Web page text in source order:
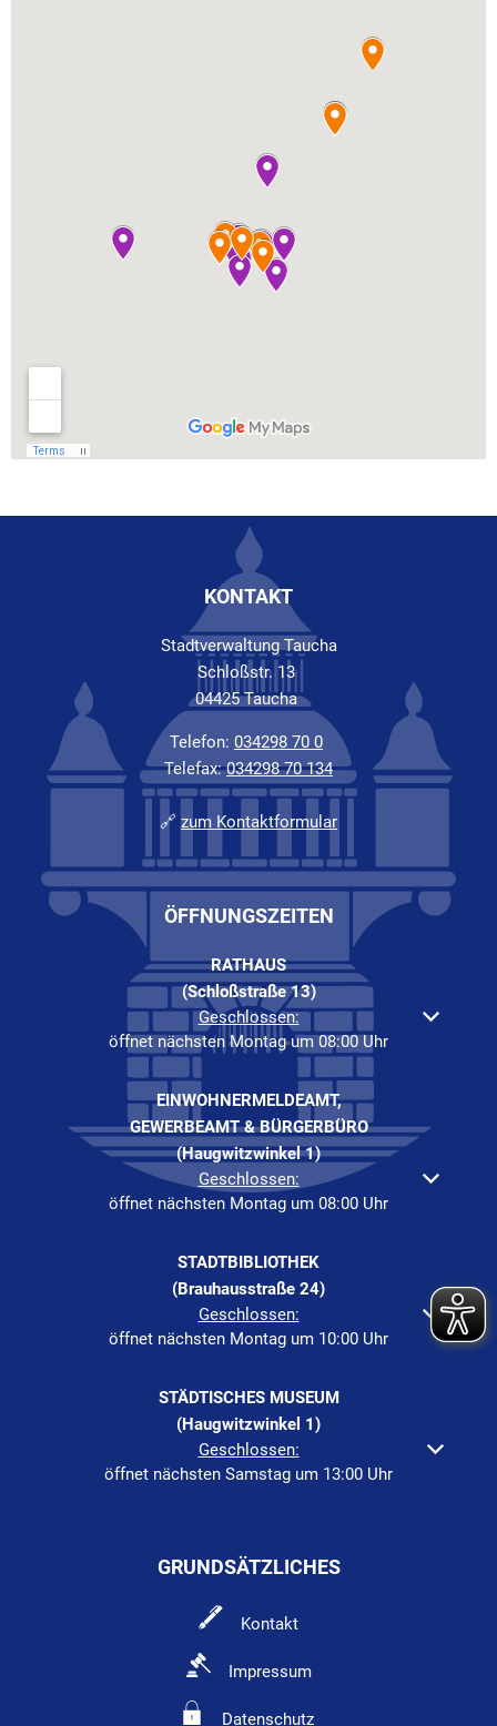
KONTAKT
Stadtverwaltung Taucha
Schloßstr. 13
04425 Taucha
Telefon: 034298 70 0
Telefax:034298 70 134
🔗 zum Kontaktformular
ÖFFNUNGSZEITEN
RATHAUS
(Schloßstraße 13)
Klicken, um weitere Öffnungs- oder Schließzeiten
Geschlossen:
öffnet nächsten Montag um 08:00 Uhr
EINWOHNERMELDEAMT,
GEWERBEAMT & BÜRGERBÜRO
(Haugwitzwinkel 1)
Klicken, um weitere Öffnungs- oder Schließzeiten
Geschlossen:
öffnet nächsten Montag um 08:00 Uhr
STADTBIBLIOTHEK
(Brauhausstraße 24)
Klicken, um weitere Öffnungs- oder Schließzeiten
Geschlossen:
öffnet nächsten Montag um 10:00 Uhr
STÄDTISCHES MUSEUM
(Haugwitzwinkel 1)
Klicken, um weitere Öffnungs- oder Schließzeiten
Geschlossen:
öffnet nächsten Samstag um 13:00 Uhr
GRUNDSÄTZLICHES
Kontakt
Impressum
Datenschutz